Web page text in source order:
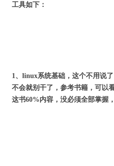
工具如下：
1、linux系统基础，这个不用说
不会就别干了，参考书籍，可以
这书60%内容，没必须全部掌握